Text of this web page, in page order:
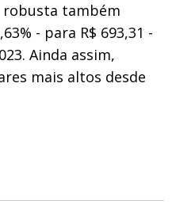
robusta também
- para R$ 693,31 -
Ainda assim,
mais altos desde